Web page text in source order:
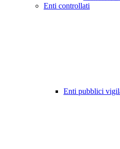
Enti controllati
Enti pubblici